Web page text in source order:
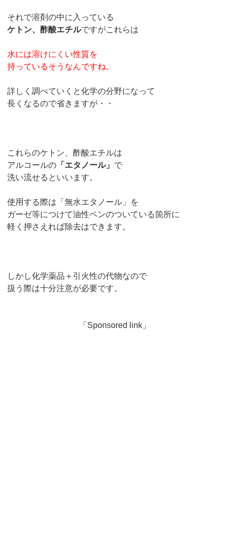
それで溶剤の中に入っている
ケトン、酢酸エチルですがこれらは
水には溶けにくい性質を
持っているそうなんですね。
詳しく調べていくと化学の分野になって
長くなるので省きますが・・
これらのケトン、酢酸エチルは
アルコールの 「エタノール」 で
洗い流せるといいます。
使用する際は「無水エタノール」を
ガーゼ等につけて油性ペンのついている箇所に
軽く押さえれば除去はできます。
しかし化学薬品＋引火性の代物なので
扱う際は十分注意が必要です。
「Sponsored link」